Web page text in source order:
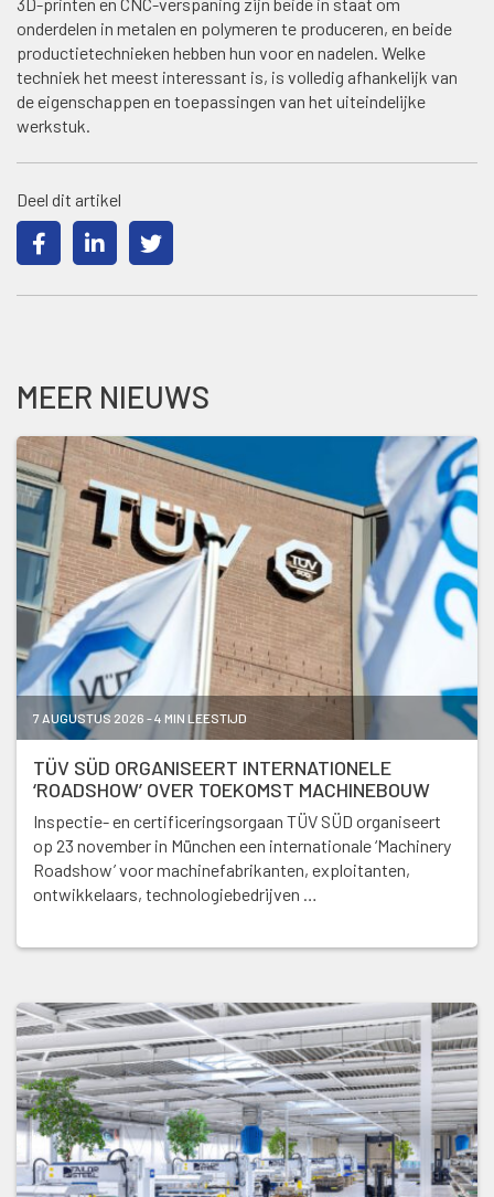
onderdelen in metalen en polymeren te produceren, en beide
productietechnieken hebben hun voor en nadelen. Welke
techniek het meest interessant is, is volledig afhankelijk van
de eigenschappen en toepassingen van het uiteindelijke
werkstuk.
Deel dit artikel
MEER NIEUWS
7 AUGUSTUS 2026 - 4 MIN LEESTIJD
TÜV SÜD ORGANISEERT INTERNATIONELE
‘ROADSHOW’ OVER TOEKOMST MACHINEBOUW
Inspectie- en certificeringsorgaan TÜV SÜD organiseert
op 23 november in München een internationale ‘Machinery
Roadshow’ voor machinefabrikanten, exploitanten,
ontwikkelaars, technologiebedrijven …